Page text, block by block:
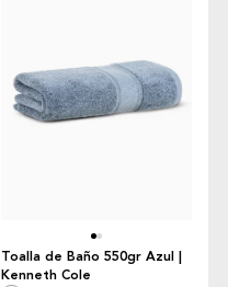
Toalla de Baño 550gr Azul |
Kenneth Cole